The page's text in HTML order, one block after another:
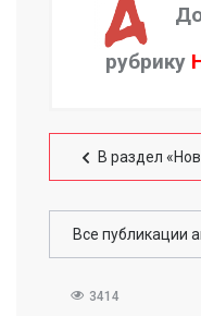
рубрику
В раздел
Все публикации
3414